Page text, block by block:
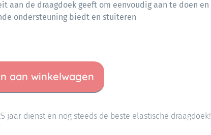
aan de draagdoek geeft om eenvoudig aan te doen en
ondersteuning biedt en stuiteren
aan winkelwagen
jaar dienst en nog steeds de beste elastische draagdoek!